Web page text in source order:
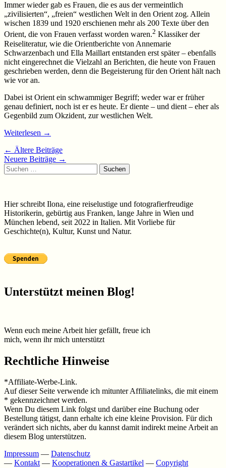
Immer wieder gab es Frauen, die es aus der vermeintlich
„zivilisierten“, „freien“ westlichen Welt in den Orient zog. Allein
wischen 1839 und 1920 erschienen mehr als 200 Texte über den
Orient, die von Frauen verfasst worden waren.2 Klassiker der
Reiseliteratur, wie die Orientberichte von Annemarie
Schwarzenbach und Ella Maillart entstanden erst später – ebenfalls
nicht eingerechnet die Vielzahl an Berichten, die heute von Frauen
geschrieben werden, denn die Begeisterung für den Orient hält nach
wie vor an.
Dabei ist Orient ein schwammiger Begriff; weder war er früher
genau definiert, noch ist er es heute. Er diente – und dient – eher als
Gegenbild zum Okzident, zur westlichen Welt.
Weiterlesen →
Beiträge-
Navigation
← Ältere Beiträge
Neuere Beiträge →
Suchen
nach:
Hier schreibt Ilona, eine reiselustige und fotografierfreudige
Historikerin, gebürtig aus Franken, lange Jahre in Wien und
München lebend, seit 2022 in Italien. Mit Vorliebe für
Geschichte(n), Kultur, Kunst und Natur.
Unterstützt meinen Blog!
Wenn euch meine Arbeit hier gefällt, freue ich
mich, wenn ihr mich unterstützt
Rechtliche Hinweise
*Affiliate-Werbe-Link.
Auf dieser Seite verwende ich mitunter Affiliatelinks, die mit einem
* gekennzeichnet werden.
Wenn Du diesem Link folgst und darüber eine Buchung oder
Bestellung tätigst, dann erhalte ich eine kleine Provision. Für dich
verändert sich nichts, aber du kannst damit indirekt meine Arbeit an
diesem Blog unterstützen.
Impressum — Datenschutz
— Kontakt— Kooperationen & Gastartikel — Copyright